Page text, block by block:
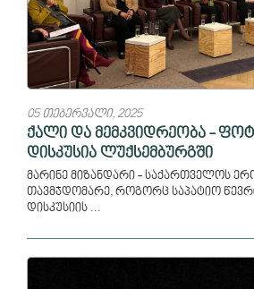
05 თებერვალი, 2025
ქალი და მემკვიდრეობა -
დისკუსია ლუქსემბურგში
მარინე მიზანდარი - საქართველოს
თავმჯდომარე, როგორც საპატიო
დისკუსიის ...